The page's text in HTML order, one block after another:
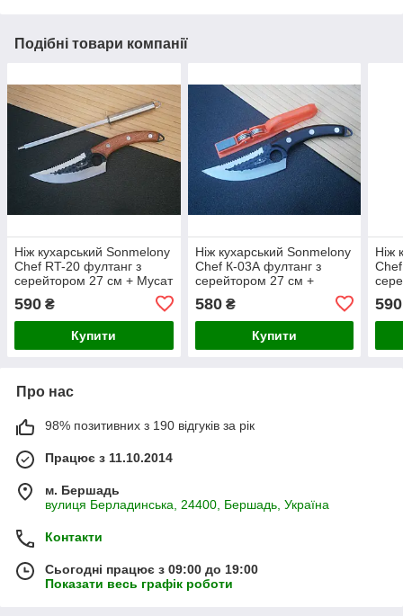
Подібні товари компанії
Ніж кухарський Sonmelony
Chef RT-20 фултанг з
серейтором 27 см + Мусат
для заточування та правки
ножів
590 ₴
Купити
Ніж кухарський Sonmelony
Chef К-03А фултанг з
серейтором 27 см +
ножів XR-119
580₴
Купити
Ніж
590
Про нас
98% позитивних з 190 відгуків за рік
Працює з 11.10.2014
м. Бершадь
вулиця Берладинська, 24400, Бершадь, Україна
Контакти
Сьогодні працює з 09:00 до 19:00
Показати весь графік роботи